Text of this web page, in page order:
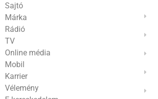
Sajtó
Márka
Rádió
TV
Online média
Mobil
Karrier
Vélemény